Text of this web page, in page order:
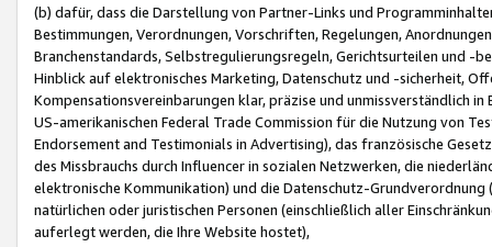
(b) dafür, dass die Darstellung von Partner-Links und
Bestimmungen, Verordnungen, Vorschriften, Regelungen,
Branchenstandards, Selbstregulierungsregeln, Gerichtsurteilen und -
Hinblick auf elektronisches Marketing, Datenschutz und -sicherheit,
Kompensationsvereinbarungen klar, präzise und unmissverständlich
US-amerikanischen Federal Trade Commission für die Nutzung von
Endorsement and Testimonials in Advertising), das französische
des Missbrauchs durch Influencer in sozialen Netzwerken, die
elektronische Kommunikation) und die Datenschutz-
natürlichen oder juristischen Personen (einschließlich aller
auferlegt werden, die Ihre Website hostet),